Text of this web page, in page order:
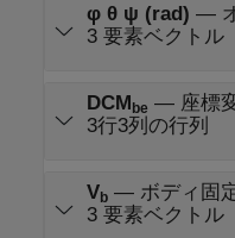
φ θ ψ (rad) —
3 要素ベクトル
DCMbe — 座標
3行3列の行列
Vb— ボディ固
3 要素ベクトル